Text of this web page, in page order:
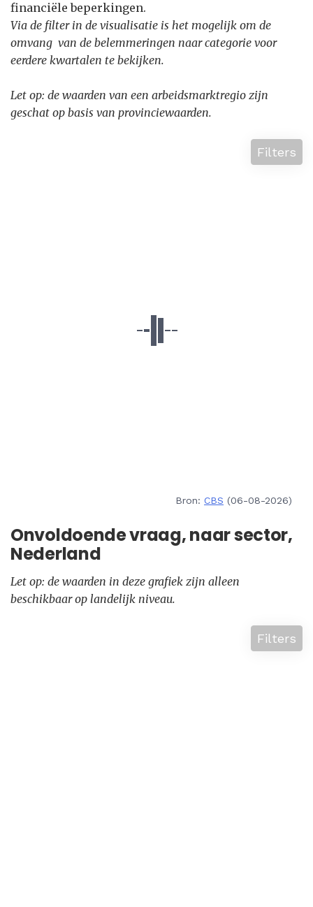
financiële beperkingen.
Via de filter in de visualisatie is het mogelijk om de
omvang van de belemmeringen naar categorie voor
eerdere kwartalen te bekijken.
Let op: de waarden van een arbeidsmarktregio zijn
geschat op basis van provinciewaarden.
Filters
Bron: CBS (06-08-2026)
Onvoldoende vraag, naar sector,
Nederland
Let op: de waarden in deze grafiek zijn alleen
beschikbaar op landelijk niveau.
Filters